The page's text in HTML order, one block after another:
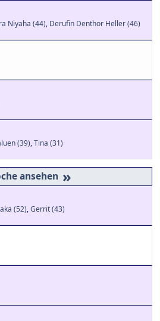
Niyaha (44), Derufin Denthor Heller(46)
(39),Tina (31)
»
(52),Gerrit(43)